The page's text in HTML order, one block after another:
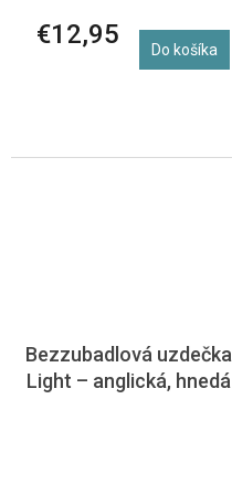
€12,95 Do košíka
Bezzubadlová uzdečka
Light – anglická, hnedá